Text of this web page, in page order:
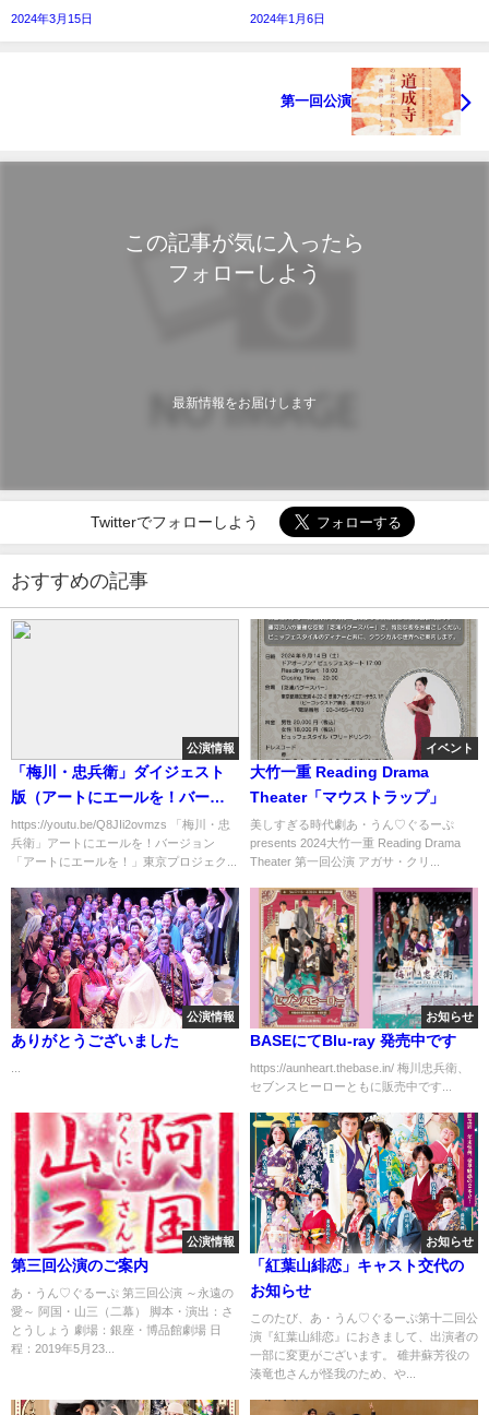
2024年3月15日 2024年1月6日
第一回公演
この記事が気に入ったら
フォローしよう
最新情報をお届けします
Twitterでフォローしよう
おすすめの記事
公演情報
「梅川・忠兵衛」ダイジェスト
版（アートにエールを！バージ
ョン30分）
https://youtu.be/Q8JIi2ovmzs 「梅川・忠
兵衛」アートにエールを！バージョン
「アートにエールを！」東京プロジェク...
イベント
大竹一重 Reading Drama
Theater「マウストラップ」
美しすぎる時代劇あ・うん♡ぐるーぷ
presents 2024大竹一重 Reading Drama
Theater 第一回公演 アガサ・クリ...
公演情報
ありがとうございました
お知らせ
BASEにてBlu-ray 発売中です
https://aunheart.thebase.in/ 梅川忠兵衛、
セブンスヒーローともに販売中です...
公演情報
第三回公演のご案内
あ・うん♡ぐるーぷ 第三回公演 ～永遠の
愛～ 阿国・山三（二幕） 脚本・演出：さ
とうしょう 劇場：銀座・博品館劇場 日
程：2019年5月23...
お知らせ
「紅葉山緋恋」キャスト交代の
お知らせ
このたび、あ・うん♡ぐるーぷ第十二回公
演『紅葉山緋恋』におきまして、出演者の
一部に変更がございます。 碓井蘇芳役の
湊竜也さんが怪我のため、や...